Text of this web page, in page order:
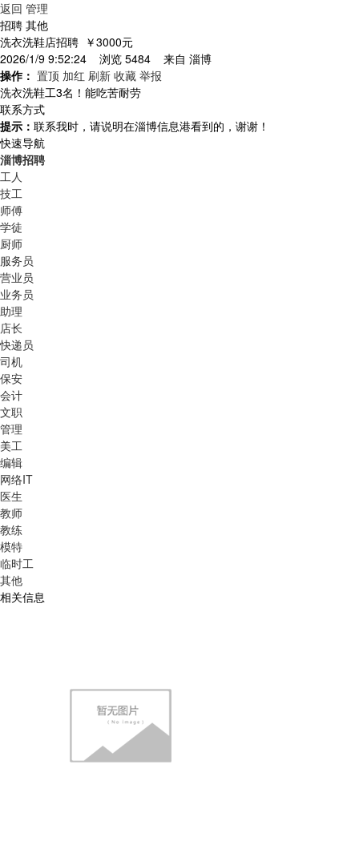
返回 管理
招聘 其他
洗衣洗鞋店招聘 ￥3000元
2026/1/9 9:52:24 浏览 5484 来自 淄博
操作： 置顶 加红 刷新 收藏 举报
洗衣洗鞋工3名！能吃苦耐劳
联系方式
提示： 联系我时，请说明在淄博信息港看到的，谢谢！
快速导航
淄博招聘
工人
技工
师傅
学徒
厨师
服务员
营业员
业务员
助理
店长
快递员
司机
保安
会计
文职
管理
美工
编辑
网络IT
医生
教师
教练
模特
临时工
其他
相关信息